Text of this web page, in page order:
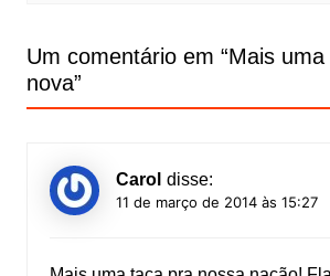
Um comentário em “Mais
nova”
Carol disse:
11 de março de 2014 às 15:27